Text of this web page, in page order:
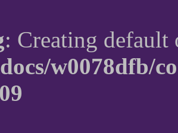
: Creating
w0078dfb/